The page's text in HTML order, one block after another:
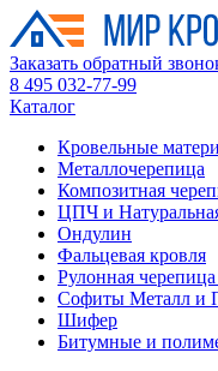
Заказать обратный
8 495 032-77-99
Каталог
Кровельные
Металлочерепица
Композитная
ЦПЧ и
Ондулин
Фальцевая кровля
Рулонная
Софиты Металл и
Шифер
Битумные и